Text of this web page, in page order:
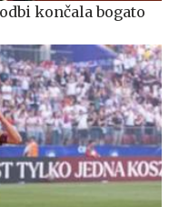
končala bogato